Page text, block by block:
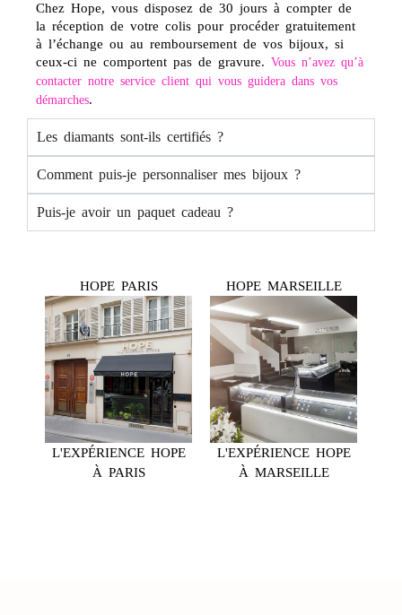
Chez Hope, vous disposez de 30 jours à compter de
la réception de votre colis pour procéder gratuitement
à l’échange ou au remboursement de vos bijoux, si
ceux-ci ne comportent pas de gravure. Vous n’avez qu’à
contacter notre service client qui vous guidera dans vos
démarches.
Les diamants sont-ils certifiés ?
Comment puis-je personnaliser mes bijoux ?
Puis-je avoir un paquet cadeau ?
HOPE PARIS
L'EXPÉRIENCE HOPE
À PARIS
HOPE MARSEILLE
L'EXPÉRIENCE HOPE
À MARSEILLE